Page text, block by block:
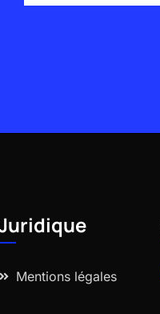
Mentions légales